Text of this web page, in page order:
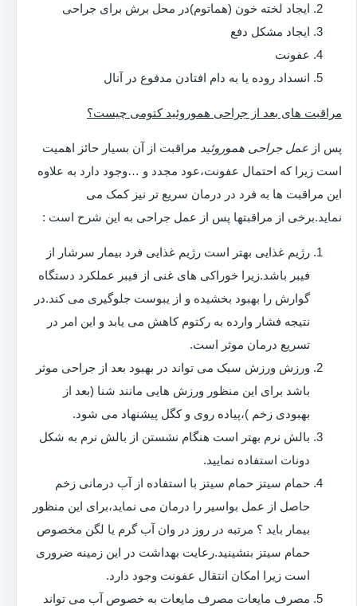
ایجاد لخته خون (هماتوم)در محل برش برای جراحی
ایجاد مشکل دفع
عفونت
انسداد روده یا به دام افتادن مدفوع در آنال
مراقبت های بعد از جراحی هموروئید کتومی چیست؟
پس از عمل جراحی هموروئید مراقبت از آن بسیار حائز اهمیت
است زیرا که احتمال عفونت،عود مجدد و …وجود دارد به علاوه
این مراقبت ها به فرد در درمان سریع تر نیز کمک می
نماید.برخی از مراقبتها پس از عمل جراحی به این شرح است :
رژیم غذایی بهتر است رژیم غذایی فرد بیمار سرشار از
فیبر باشد.زیرا خوراکی های غنی از فیبر عملکرد دستگاه
گوارش را بهبود بخشیده و از یبوست جلوگیری می کند.در
نتیجه فشار وارده به رکتوم کاهش می یابد و این امر در
تسریع درمان موثر است.
ورزش ورزش سبک می تواند در بهبود بعد از جراحی موثر
باشد برای این منظور ورزش هایی مانند شنا (بعد از
بهبودی زخم )،پیاده روی و کگل پیشنهاد می شود.
بالش نرم بهتر است هنگام نشستن از بالش نرم به شکل
دونات استفاده نمایید.
حمام سیتز حمام سیتز با استفاده از آب درمانی زخم
حاصل از عمل بواسیر را درمان می نماید،برای این منظور
بیمار باید ؟ مرتبه در روز در وان آب گرم یا لگن مخصوص
حمام سیتز بنشینید.رعایت بهداشت در این زمینه ضروری
است زیرا امکان انتقال عفونت وجود دارد.
مصرف مایعات مصرف مایعات به خصوص آب می تواند